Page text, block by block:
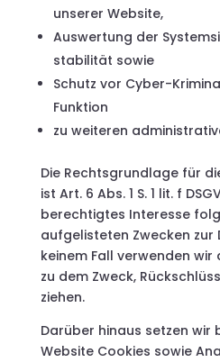
unserer Website,
Auswertung der
stabilität sowie
Schutz vor Cyber-
Funktion
zu weiteren
Die Rechtsgrundlage für
ist Art. 6 Abs. 1 S. 1 lit. f
berechtigtes Interesse
aufgelisteten Zwecken zur
keinem Fall verwenden
zu dem Zweck,
ziehen.
Darüber hinaus setzen wir
Website Cookies sowie